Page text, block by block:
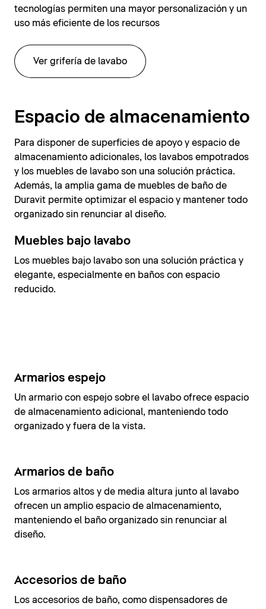
tecnologías permiten una mayor personalización y un
uso más eficiente de los recursos
Ver grifería de lavabo
Espacio de almacenamiento
Para disponer de superficies de apoyo y espacio de
almacenamiento adicionales, los lavabos empotrados
y los muebles de lavabo son una solución práctica.
Además, la amplia gama de muebles de baño de
Duravit permite optimizar el espacio y mantener todo
organizado sin renunciar al diseño.
Muebles bajo lavabo
Los muebles bajo lavabo son una solución práctica y
elegante, especialmente en baños con espacio
reducido.
Armarios espejo
Un armario con espejo sobre el lavabo ofrece espacio
de almacenamiento adicional, manteniendo todo
organizado y fuera de la vista.
Armarios de baño
Los armarios altos y de media altura junto al lavabo
ofrecen un amplio espacio de almacenamiento,
manteniendo el baño organizado sin renunciar al
diseño.
Accesorios de baño
Los accesorios de baño, como dispensadores de